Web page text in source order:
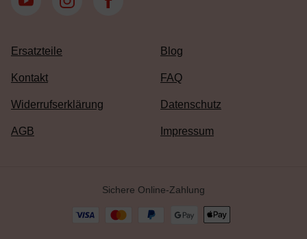
Ersatzteile Blog
Kontakt FAQ
Widerrufserklärung Datenschutz
AGB Impressum
Sichere Online-Zahlung